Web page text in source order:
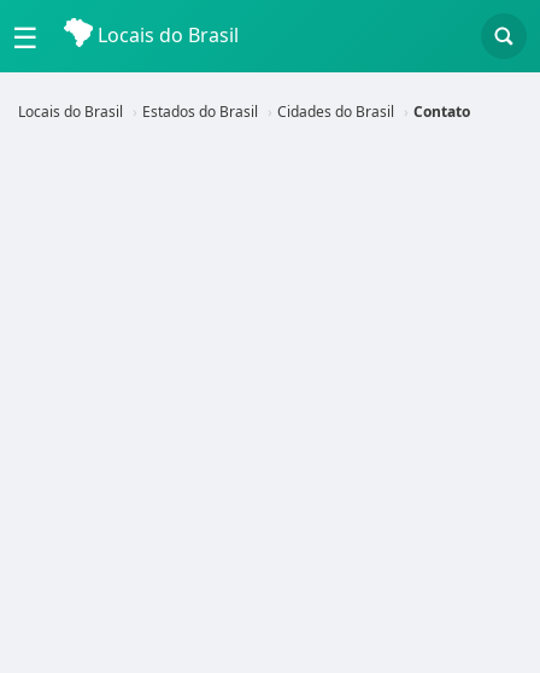
☰ Locais do Brasil
Locais do Brasil Estados do Brasil Cidades do Brasil Contato